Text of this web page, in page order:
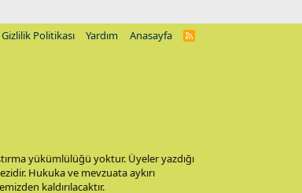
Gizlilik Politikası Yardım Anasayfa
R
yükümlülüğü yoktur. Üyeler yazdığı
Hukuka ve mevzuata aykırı
kaldırılacaktır.